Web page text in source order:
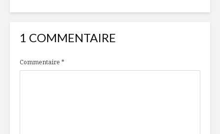
1 COMMENTAIRE
Commentaire *